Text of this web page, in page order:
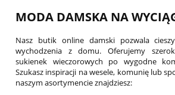
MODA DAMSKA NA
Nasz butik online damski pozwala
wychodzenia z domu. Oferujemy
sukienek wieczorowych po wygodne
Szukasz inspiracji na wesele, komunię lub
naszym asortymencie znajdziesz: